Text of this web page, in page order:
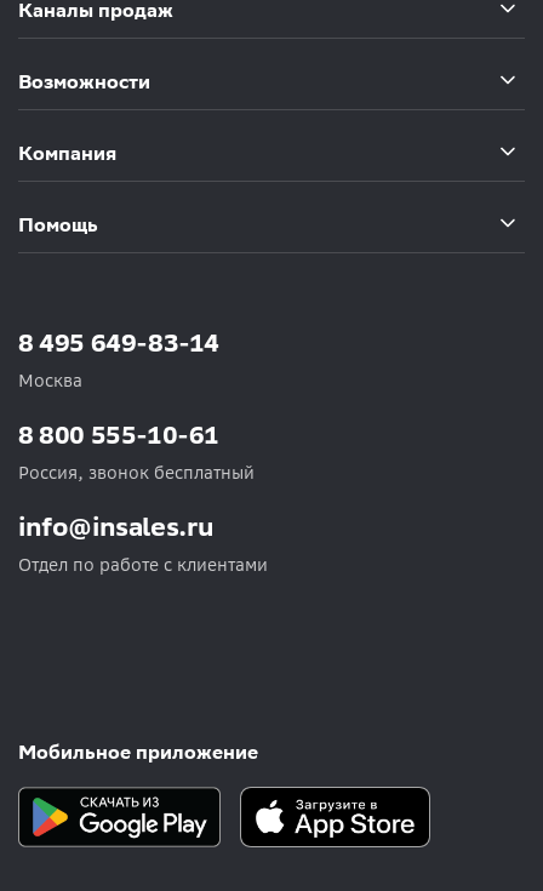
Каналы продаж
Возможности
Компания
Помощь
8 495 649-83-14
Москва
info@insales.ru
Отдел по работе с клиентами
8 800 555-10-61
Россия, звонок бесплатный
Мобильное приложение